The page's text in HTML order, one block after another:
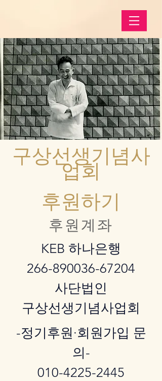
구상선생기념사
업회
​후원하기
후원계좌
KEB 하나은행
266-890036-67204
​사단법인
구상선생기념사업회
-정기후원·회원가입 문
의-
010-4225-2445